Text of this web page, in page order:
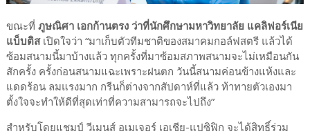
ขณะที่ ภูษณิศา เอกก้านตรง ว่าที่นักศึกษามหาวิทยาลัย แคลิฟอร์เนีย
แบ็บติสเปิดใจว่า “มาเก็บตัวทีมชาติของสมาคมกอล์ฟสตรี แล้วได้
ซ้อมสนามนี้มาบ้างแล้ว ทุกครั้งที่มาซ้อมสภาพสนามจะไม่เหมือนกัน
สักครั้ง ครั้งก่อนสนามแฉะเพราะฝนตก วันนี้สนามค่อนข้างแห้งและ
แดดร้อน ลมแรงมาก กรีนก็ต่างจากสัปดาห์ที่แล้ว ท้าทายตัวเองมา
ตั้งใจจะทำให้ดีที่สุดเท่าที่ความสามารถจะไปถึง”
สำหรับโดยแชมป์ วีเมนส์ อเมเจอร์ เอเชีย-แปซิฟิก จะได้สิทธิ์ร่วม